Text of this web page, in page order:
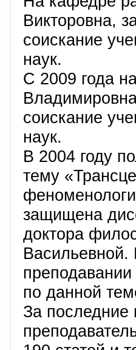
Викторовна,
соискание
наук.
С 2009 года
соискание
наук.
В 2004 году
тему
защищена
доктора
Васильевной.
по данной
За последние